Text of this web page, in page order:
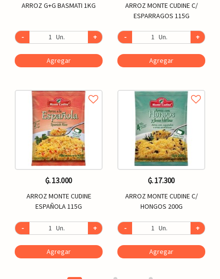
ARROZ G+G BASMATI 1KG
- Un. +
Agregar
₲. 13.000
ARROZ MONTE CUDINE
ESPAÑOLA 115G
- Un. +
Agregar
ARROZ MONTE CUDINE C/
ESPARRAGOS 115G
- Un. +
Agregar
₲. 17.300
ARROZ MONTE CUDINE C/
HONGOS 200G
- Un. +
Agregar